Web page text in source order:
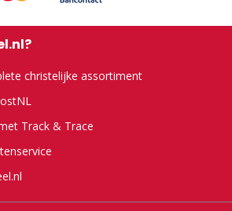
christelijke assortiment
Track & Trace